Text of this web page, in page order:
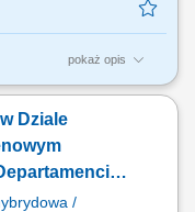
pokaż opis
się w
którzy są
dołączyć do naszego
Dziale
/